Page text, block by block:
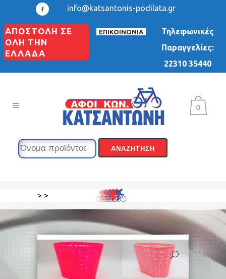
info@katsantonis-podilata.gr
ΑΠΟΣΤΟΛΗ ΣΕ
ΟΛΗ ΤΗΝ
ΕΛΛΑΔΑ
ΕΠΙΚΟΙΝΩΝΙΑ
Τηλεφωνικές
Παραγγελίες:
22310 35440
0
> >